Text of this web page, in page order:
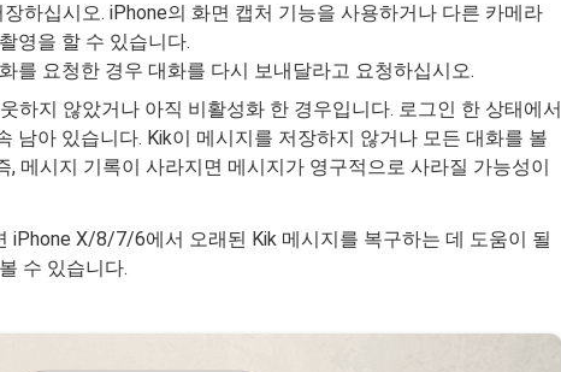
하십시오. iPhone의 화면 캡처 기능을 사용하거나 다른 카메라
영을 할 수 있습니다.
를 요청한 경우 대화를 다시 보내달라고 요청하십시오.
하지 않았거나 아직 비활성화 한 경우입니다. 로그인 한 상태에서
남아 있습니다. Kik이 메시지를 저장하지 않거나 모든 대화를 볼
, 메시지 기록이 사라지면 메시지가 영구적으로 사라질 가능성이
iPhone X/8/7/6에서 오래된 Kik 메시지를 복구하는 데 도움이 될
수 있습니다.